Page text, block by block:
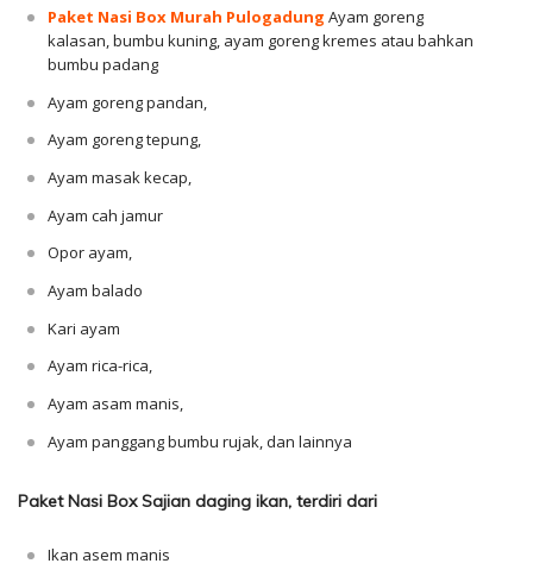
Paket Nasi Box Murah Pulogadung Ayam goreng
kalasan, bumbu kuning, ayam goreng kremes atau bahkan
bumbu padang
Ayam goreng pandan,
Ayam goreng tepung,
Ayam masak kecap,
Ayam cah jamur
Opor ayam,
Ayam balado
Kari ayam
Ayam rica-rica,
Ayam asam manis,
Ayam panggang bumbu rujak, dan lainnya
Paket Nasi Box Sajian daging ikan, terdiri dari
Ikan asem manis